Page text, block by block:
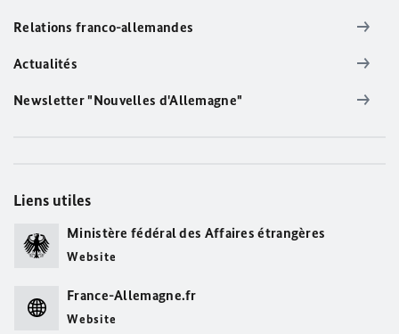
Relations franco-allemandes
Actualités
Newsletter "Nouvelles d'Allemagne"
Liens utiles
Ministère fédéral des Affaires étrangères
Website
France-Allemagne.fr
Website